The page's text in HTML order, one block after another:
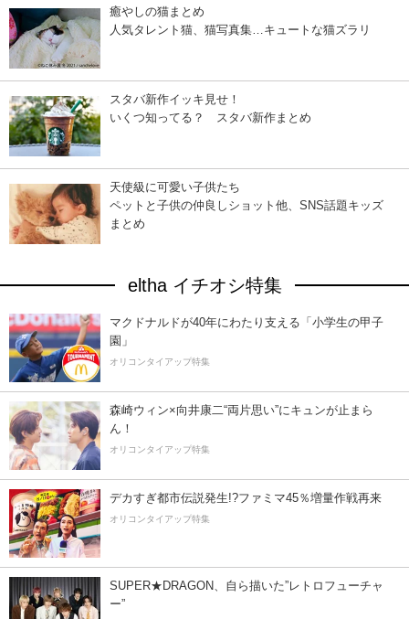
癒やしの猫まとめ
人気タレント猫、猫写真集…キュートな猫ズラリ
スタバ新作イッキ見せ！
いくつ知ってる？ スタバ新作まとめ
天使級に可愛い子供たち
ペットと子供の仲良しショット他、SNS話題キッズ
まとめ
eltha イチオシ特集
マクドナルドが40年にわたり支える「小学生の甲子
園」
オリコンタイアップ特集
森崎ウィン×向井康二“両片思い”にキュンが止まら
ん！
オリコンタイアップ特集
デカすぎ都市伝説発生!?ファミマ45％増量作戦再来
オリコンタイアップ特集
SUPER★DRAGON、自ら描いた”レトロフューチャ
ー”